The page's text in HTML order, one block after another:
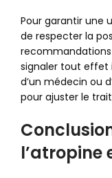
Pour garantir une
de respecter la
signaler tout effet
d’un médecin ou
pour ajuster le
l’atropine